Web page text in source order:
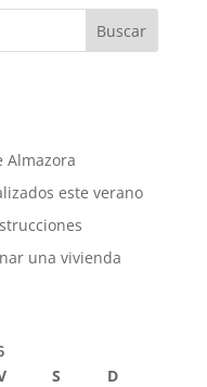
Almazora
este verano
una vivienda
S
D